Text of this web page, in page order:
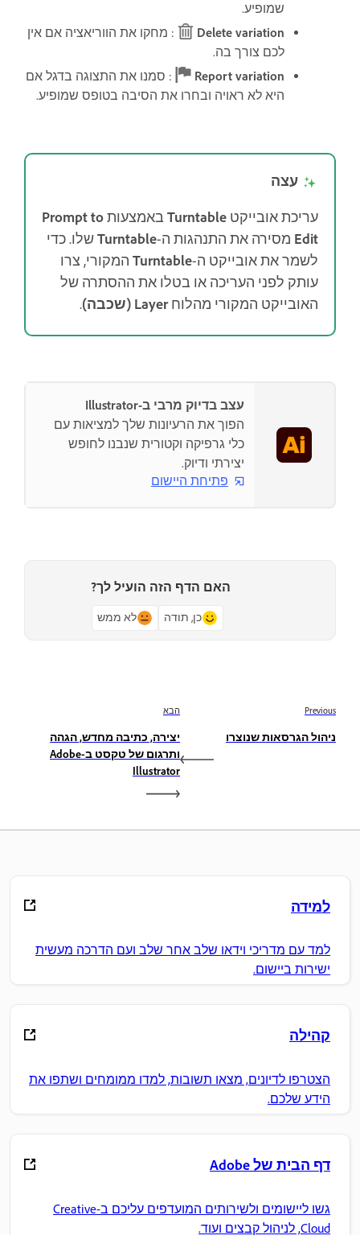
שמופיע.
Delete variation
: מחקו את הווריאציה אם אין
לכם צורך בה.
Report variation
: סמנו את התצוגה בדגל אם
היא לא ראויה ובחרו את הסיבה בטופס שמופיע.
עצה
עריכת אובייקט TurntableבאמצעותPrompt to
Edit מסירה את התנהגות ה-Turntableשלו. כדי
לשמר את אובייקט ה-Turntable המקורי, צרו
עותק לפני העריכה או בטלו את ההסתרה של
האובייקט המקורי מהלוחLayer (שכבה) .
עצב בדיוק מרבי ב-Illustrator
הפוך את הרעיונות שלך למציאות עם
כלי גרפיקה וקטורית שנבנו לחופש
יצירתי ודיוק.
פתיחת היישום
האם הדף הזה הועיל לך?
כן, תודה לא ממש
Previous
ניהול הגרסאות שנוצרו
הבא
יצירה, כתיבה מחדש, הגהה
ותרגום של טקסט ב-Adobe
Illustrator
למידה
למד עם מדריכי וידאו שלב אחר שלב ועם הדרכה מעשית
ישירות ביישום.
קהילה
הצטרפו לדיונים, מצאו תשובות, למדו ממומחים ושתפו את
הידע שלכם.
דף הבית של Adobe
גשו ליישומים ולשירותים המועדפים עליכם ב-Creative
Cloud, לניהול קבצים ועוד.